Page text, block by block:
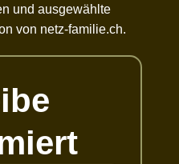
und ausgewählte
von netz-familie.ch.